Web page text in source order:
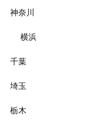
神奈川
横浜
千葉
埼玉
栃木